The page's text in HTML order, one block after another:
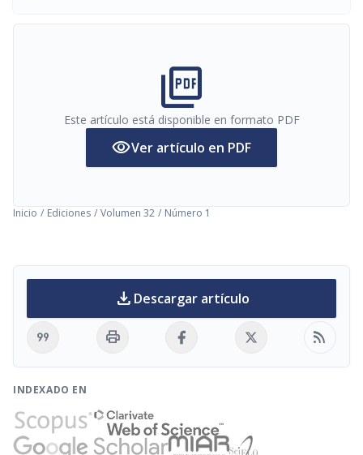
picture_as_pdf
Este artículo está disponible en formato PDF
visibilityVer artículo en PDF
Inicio / Ediciones / Volumen 32 / Número 1
download Descargar artículo
format_quote print rss_feed
INDEXADO EN